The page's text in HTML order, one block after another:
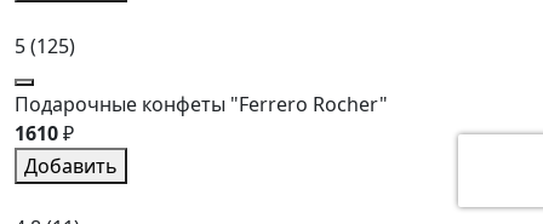
5(125)
Подарочные конфеты "Ferrero Rocher"
1610₽
Добавить